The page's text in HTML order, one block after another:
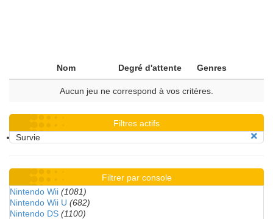
Nom Degré d'attente Genres
Aucun jeu ne correspond à vos critères.
Filtres actifs
Survie
Filtrer par console
Nintendo Wii (1081)
Nintendo Wii U (682)
Nintendo DS (1100)